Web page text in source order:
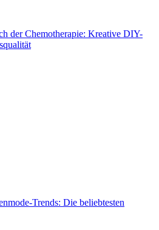
der Chemotherapie: Kreative DIY-
Trends: Die beliebtesten